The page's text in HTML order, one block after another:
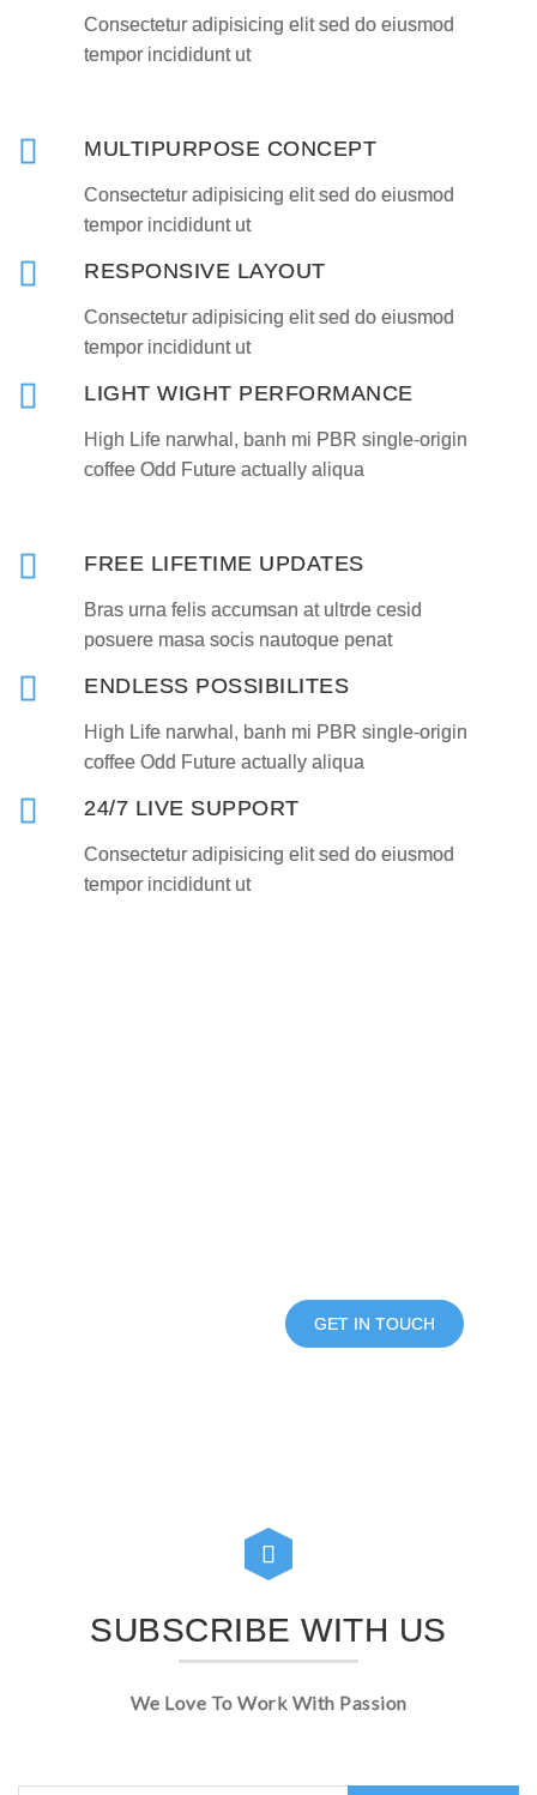
Consectetur adipisicing elit sed do eiusmod
tempor incididunt ut
MULTIPURPOSE CONCEPT
Consectetur adipisicing elit sed do eiusmod
tempor incididunt ut
RESPONSIVE LAYOUT
Consectetur adipisicing elit sed do eiusmod
tempor incididunt ut
LIGHT WIGHT PERFORMANCE
High Life narwhal, banh mi PBR single-origin
coffee Odd Future actually aliqua
FREE LIFETIME UPDATES
Bras urna felis accumsan at ultrde cesid
posuere masa socis nautoque penat
ENDLESS POSSIBILITES
High Life narwhal, banh mi PBR single-origin
coffee Odd Future actually aliqua
24/7 LIVE SUPPORT
Consectetur adipisicing elit sed do eiusmod
tempor incididunt ut
GET IN TOUCH
SUBSCRIBE WITH US
We Love To Work With Passion